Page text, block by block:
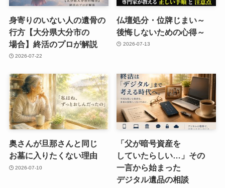
身寄りのいない​人の​遺骨の​
行方​【大分県大分市の​
場合】終活の​プロが​解説
2026-07-22
仏壇処分・位牌じまい​～
後悔しないための​心得～
2026-07-13
奥さんが​旦那さんと​同じ​
お墓に​入りたくない​理由
2026-07-10
「父が​暗号資産を​
していたらしい…」​その​
一言から​始まった​
デジタル遺品の​相談